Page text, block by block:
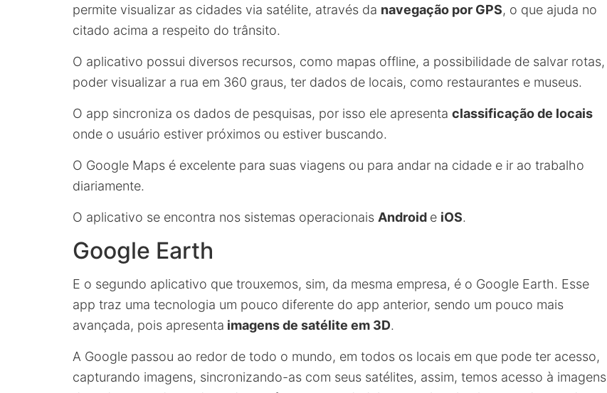
permite visualizar as cidades via satélite, através da navegação por GPS, o que ajuda no
citado acima a respeito do trânsito.
O aplicativo possui diversos recursos, como mapas offline, a possibilidade de salvar rotas,
poder visualizar a rua em 360 graus, ter dados de locais, como restaurantes e museus.
O app sincroniza os dados de pesquisas, por isso ele apresenta classificação de locais
onde o usuário estiver próximos ou estiver buscando.
O Google Maps é excelente para suas viagens ou para andar na cidade e ir ao trabalho
diariamente.
O aplicativo se encontra nos sistemas operacionais Android e iOS.
Google Earth
E o segundo aplicativo que trouxemos, sim, da mesma empresa, é o Google Earth. Esse
app traz uma tecnologia um pouco diferente do app anterior, sendo um pouco mais
avançada, pois apresenta imagens de satélite em 3D.
A Google passou ao redor de todo o mundo, em todos os locais em que pode ter acesso,
capturando imagens, sincronizando-as com seus satélites, assim, temos acesso à imagens